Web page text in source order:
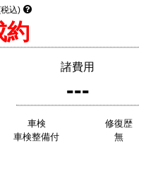
込)
約
諸費用
---
車検
車検整備付
修復歴
無